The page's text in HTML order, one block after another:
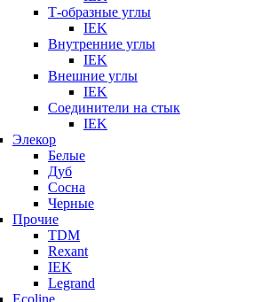
Т-образные углы
IEK
Внутренние углы
IEK
Внешние углы
IEK
Соединители на стык
IEK
Элекор
Белые
Дуб
Сосна
Черные
Прочие
TDM
Rexant
IEK
Legrand
Ecoline